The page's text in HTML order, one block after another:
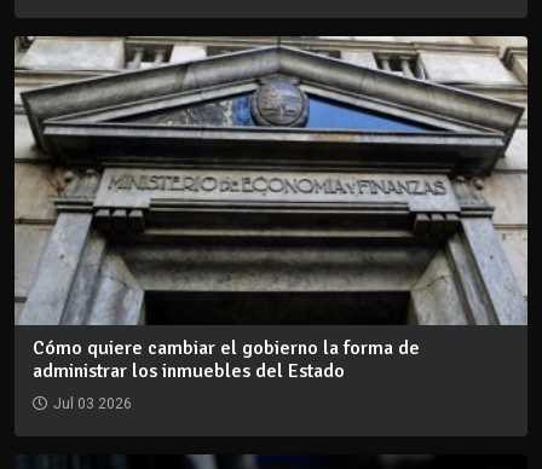
Cómo quiere cambiar el gobierno la forma de
administrar los inmuebles del Estado
Jul 03 2026